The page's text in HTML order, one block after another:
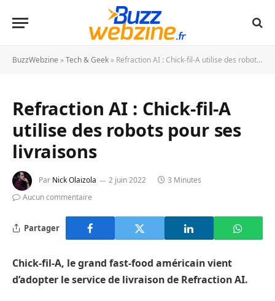
BuzzWebzine »Tech & Geek » Refraction AI : Chick-fil-A utilise des robots pour ses livraisons
Refraction AI : Chick-fil-A
utilise des robots pour ses
livraisons
Par Nick Olaizola 2 juin 2022
3 Minutes
Aucun commentaire
Partager
Chick-fil-A, legrand fast-food américain vient
d’adopter leservice de livraison de Refraction AI.